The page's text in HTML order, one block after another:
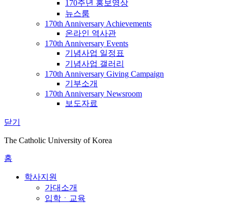
170주년 홍보영상
뉴스룸
170th Anniversary Achievements
온라인 역사관
170th Anniversary Events
기념사업 일정표
기념사업 갤러리
170th Anniversary Giving Campaign
기부소개
170th Anniversary Newsroom
보도자료
닫기
The Catholic University of Korea
홈
학사지원
가대소개
입학ㆍ교육